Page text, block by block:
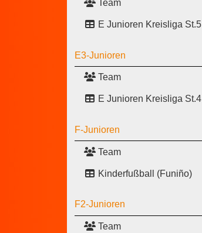
Team
E Junioren Kreisliga St.5
E3-Junioren
Team
E Junioren Kreisliga St.4
F-Junioren
Team
Kinderfußball (Funiño)
F2-Junioren
Team